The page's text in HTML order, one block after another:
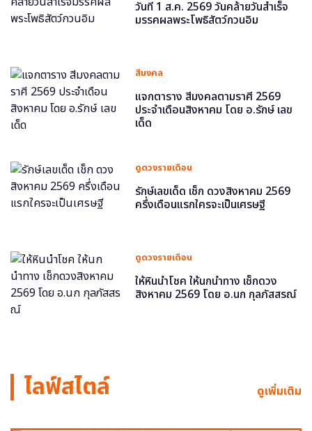
วันที่ 1 ส.ค. 2569 วันคล้ายวันสำเร็จ
มรรคผลพระโพธิสัตว์กวนอิม
สีมงคล
แจกตาราง สีมงคลตามราศี 2569
ประจำเดือนสิงหาคม โดย อ.รักษ์ เลข
เด็ด
ดูดวงรายเดือน
รักษ์เลขเด็ด เช็ก ดวงสิงหาคม 2569
ครึ่งเดือนแรกใครจะเป็นเศรษฐี
ดูดวงรายเดือน
ให้หินนำโชค ให้นกนำทาง เช็กดวง
สิงหาคม 2569 โดย อ.นก กุลภัสสรณ์
ไลฟ์สไตล์ ดูเพิ่มเติม